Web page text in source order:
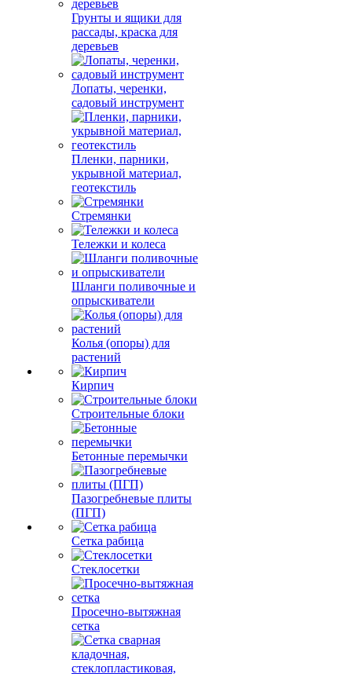
Грунты и ящики для
рассады, краска для
деревьев
Лопаты, черенки,
садовый инструмент
Пленки, парники,
укрывной материал,
геотекстиль
Стремянки
Тележки и колеса
Шланги поливочные и
опрыскиватели
Колья (опоры) для
растений
Кирпич
Строительные блоки
Бетонные перемычки
Пазогребневые плиты
(ПГП)
Сетка рабица
Стеклосетки
Просечно-вытяжная
сетка